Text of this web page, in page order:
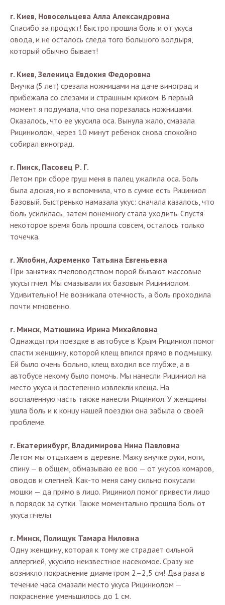
г. Киев, Новосельцева Алла Александровна
Спасибо за продукт! Быстро прошла боль и от укуса
овода, и не осталось следа того большого волдыря,
который обычно бывает!
г. Киев, Зеленица Евдокия Федоровна
Внучка (5 лет) срезала ножницами на даче виноград и
прибежала со слезами и страшным криком. В первый
момент я подумала, что она порезалась ножницами.
Оказалось, что ее укусила оса. Вынула жало, смазала
Рициниолом, через 10 минут ребенок снова спокойно
собирал виноград.
г. Пинск, Пасовец Р. Г.
Летом при сборе груш меня в палец ужалила оса. Боль
была адская, но я вспомнила, что в сумке есть Рициниол
Базовый. Быстренько намазала укус: сначала казалось, что
боль усилилась, затем понемногу стала уходить. Спустя
некоторое время боль прошла совсем, осталось только
точечка.
г. Жлобин, Ахременко Татьяна Евгеньевна
При занятиях пчеловодством порой бывают массовые
укусы пчел. Мы смазывали их базовым Рициниолом.
Удивительно! Не возникала отечность, а боль проходила
почти мгновенно.
г. Минск, Матюшина Ирина Михайловна
Однажды при поездке в автобусе в Крым Рициниол помог
спасти женщину, которой клещ впился прямо в подмышку.
Ей было очень больно, клещ входил все глубже, а в
автобусе некому было помочь. Мы нанесли Рициниол на
место укуса и постепенно извлекли клеща. На
воспаленную часть также нанесли Рициниол. У женщины
ушла боль и к концу нашей поездки она забыла о своей
проблеме.
г. Екатеринбург, Владимирова Нина Павловна
Летом мы отдыхаем в деревне. Мажу внучке руки, ноги,
спину — в общем, обмазываю ее всю — от укусов комаров,
оводов и слепней. Как-то меня саму сильно покусали
мошки — да прямо в лицо. Рициниол помог привести лицо
в порядок за сутки. Также моментально прошла боль от
укуса пчелы.
г. Минск, Полищук Тамара Ниловна
Одну женщину, которая к тому же страдает сильной
аллергией, укусило неизвестное насекомое. Сразу же
возникло покраснение диаметром 2–2,5 см! Два раза в
течение часа смазали место укуса Рициниолом —
покраснение уменьшилось до 1 см.